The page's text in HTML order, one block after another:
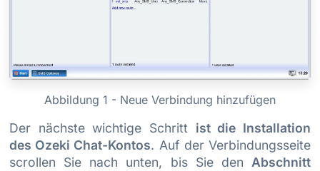
Abbildung 1 - Neue Verbindung hinzufügen
Der nächste wichtige Schritt ist die Installation
des Ozeki Chat-Kontos. Auf der Verbindungsseite
scrollen Sie nach unten, bis Sie denAbschnitt